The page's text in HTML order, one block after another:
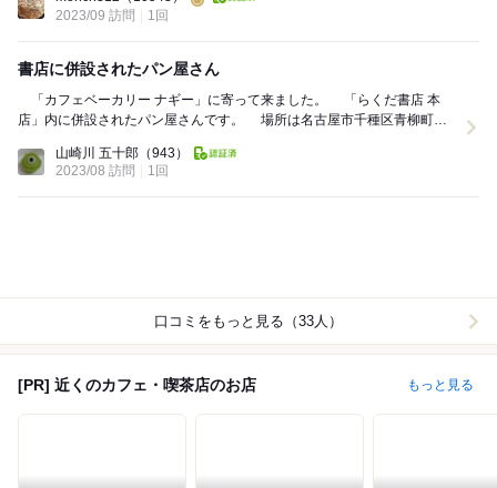
2023/09 訪問
1回
書店に併設されたパン屋さん
「カフェベーカリー ナギー」に寄って来ました。 「らくだ書店 本
店」内に併設されたパン屋さんです。 場所は名古屋市千種区青柳町に
山崎川 五十郎 （943）
2023/08 訪問
1回
口コミをもっと見る（33人）
[PR] 近くのカフェ・喫茶店のお店 もっと見る